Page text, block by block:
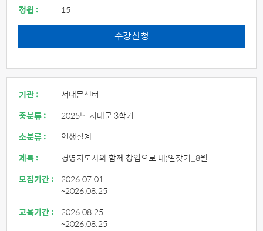
정원 :
15
수강신청
기관 :
서대문센터
중분류 :
2025년 서대문 3학기
소분류 :
인생설계
제목 :
경영지도사와 함께 창업으로 내;일찾기_8월
모집기간 : 2026.07.01
~2026.08.25
교육기간 : 2026.08.25
~2026.08.25